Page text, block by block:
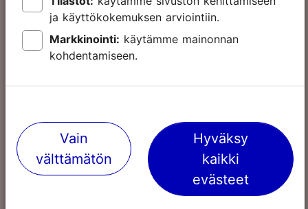
48
tuntia
Lapsi
34.00 €
Tallinn Card
ja käyttökokemuksen arviointiin.
Markkinointi:
kohdentamiseen.
Vain
välttämätön
Hyväksy
kaikki
evästeet